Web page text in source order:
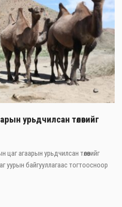
урьдчилсан төлөвийг
агаарын урьдчилсан төлөвийг
уурын байгууллагаас тогтоосноор